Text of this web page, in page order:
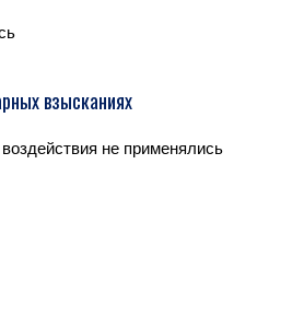
взысканиях
не применялись